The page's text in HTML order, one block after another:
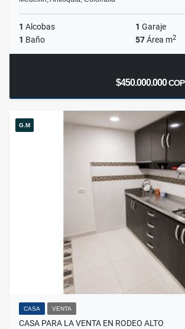
1 Alcobas 1 Garaje
1 Baño 57Área m2
$450.000.000COP
G.M
CASA VENTA
CASA PARA LA VENTA EN RODEO ALTO